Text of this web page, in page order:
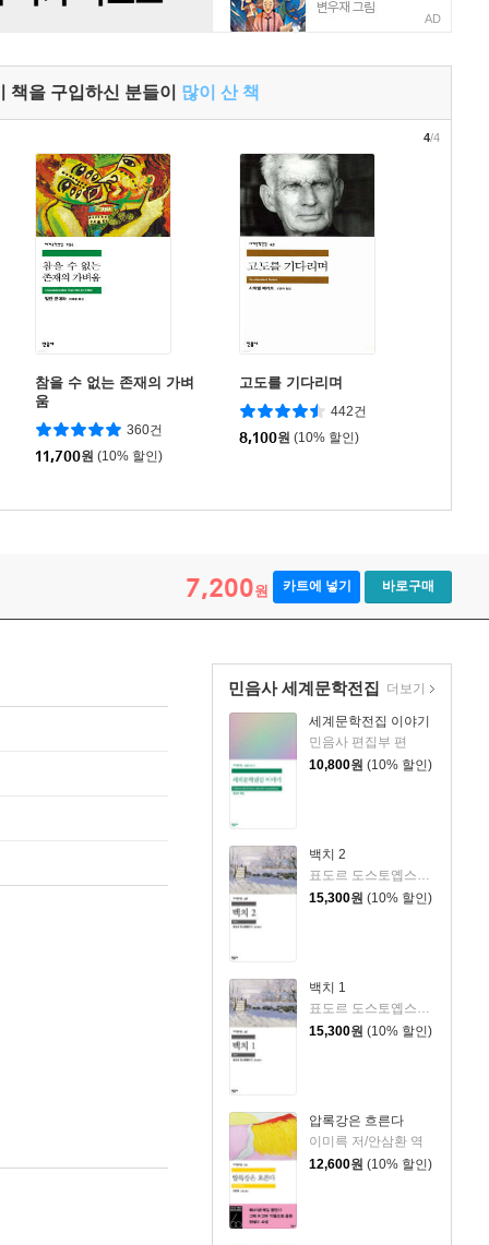
AD
책을 구입하신 분들이 많이 산 책
참을 수 없는 존재의 가벼
움
360건
11,700원 (10% 할인)
고도를 기다리며
442건
8,100원 (10% 할인)
4/4
7,200원 카트에 넣기 바로구매
민음사 세계문학전집
세계문학전집 이야기
민음사 편집부 편
10,800원 (10% 할인)
백치 2
표도르 도스토옙스키 저/김연경 역
15,300원 (10% 할인)
백치 1
표도르 도스토옙스키 저/김연경 역
15,300원 (10% 할인)
압록강은 흐른다
이미륵 저/안삼환 역
12,600원 (10% 할인)
더보기